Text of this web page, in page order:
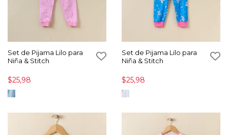
Set de Pijama Lilo para
Niña & Stitch
$25,98
Set de Pijama Lilo para
Niña & Stitch
$25,98